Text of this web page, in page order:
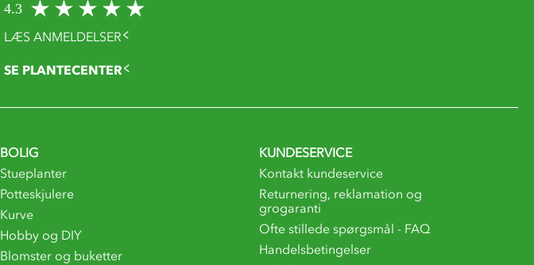
4.3
LÆS ANMELDELSER
SE PLANTECENTER
BOLIG
Stueplanter
Potteskjulere
Kurve
Hobby og DIY
Blomster og buketter
KUNDESERVICE
Kontakt kundeservice
Returnering, reklamation og
grogaranti
Ofte stillede spørgsmål - FAQ
Handelsbetingelser